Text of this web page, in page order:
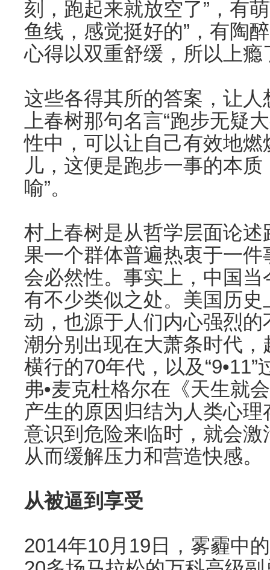
刻，跑起来就放空了”，有
鱼线，感觉挺好的”，有陶
心得以双重舒缓，所以上瘾
这些各得其所的答案，让
上春树那句名言“跑步无疑
性中，可以让自己有效地
儿，这便是跑步一事的本
喻”。
村上春树是从哲学层面论
果一个群体普遍热衷于一
会必然性。事实上，中国
有不少类似之处。美国历
动，也源于人们内心强烈
潮分别出现在大萧条时代
横行的70年代，以及
弗•麦克杜格尔在《天生就
产生的原因归结为人类心
意识到危险来临时，就会
从而缓解压力和营造快感。
从被逼到享受
2014年10月19日，雾霾中